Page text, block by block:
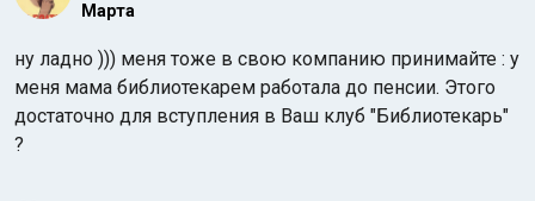
Марта
ну ладно ))) меня тоже в свою компанию принимайте : у
меня мама библиотекарем работала до пенсии. Этого
достаточно для вступления в Ваш клуб "Библиотекарь"
?